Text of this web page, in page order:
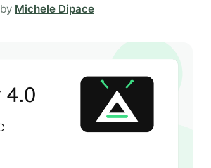
by Michele Dipace